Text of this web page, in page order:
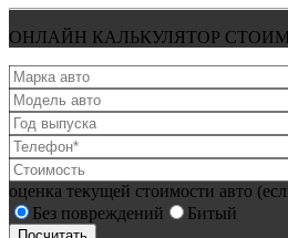
ОНЛАЙН КАЛЬКУЛЯТОР
оценка текущей стоимости авто
Без повреждений
Битый